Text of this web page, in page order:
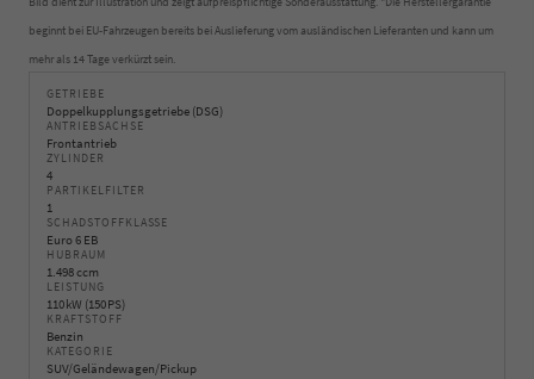
beginnt bei EU-Fahrzeugen bereits bei Auslieferung vom ausländischen Lieferanten und kann um
mehr als 14 Tage verkürzt sein.
GETRIEBE
Doppelkupplungsgetriebe (DSG)
ANTRIEBSACHSE
Frontantrieb
ZYLINDER
4
PARTIKELFILTER
1
SCHADSTOFFKLASSE
Euro 6 EB
HUBRAUM
1.498 ccm
LEISTUNG
110 kW (150 PS)
KRAFTSTOFF
Benzin
KATEGORIE
SUV/Geländewagen/Pickup